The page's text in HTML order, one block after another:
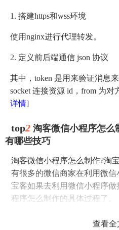
1. 搭建https和wss环境
使用nginx进行代理转发。
2. 定义前后端通信 json 协议
其中，token 是用来验证消息
socket 连接资源 id，from 为对
详情]
top2 淘客微信小程序怎么
有哪些技巧
淘客微信小程序怎么制作?淘
有很多的微信商家在利用微
宝客如果去利用微信小程序
程序怎么制作的具体过程了。
淘客微信小程序怎么制作?查看全